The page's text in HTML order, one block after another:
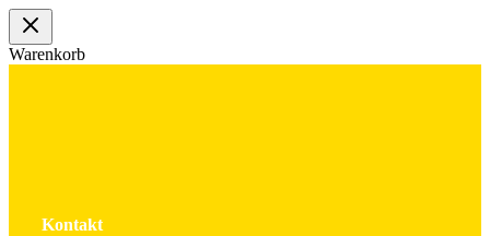
Warenkorb
Kontakt